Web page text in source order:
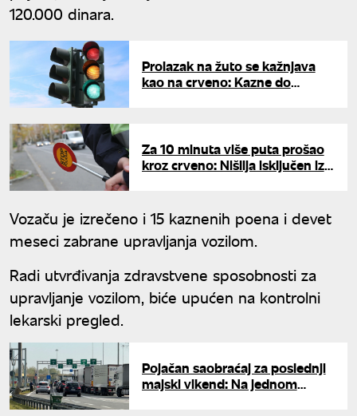
120.000 dinara.
Prolazak na žuto se kažnjava
kao na crveno: Kazne do
Za 10 minuta više puta prošao
kroz crveno: Nišlija isključen iz
Vozaču je izrečeno i 15 kaznenih poena i devet
meseci zabrane upravljanja vozilom.
Radi utvrđivanja zdravstvene sposobnosti za
upravljanje vozilom, biće upućen na kontrolni
lekarski pregled.
Pojačan saobraćaj za poslednji
majski vikend: Na jednom